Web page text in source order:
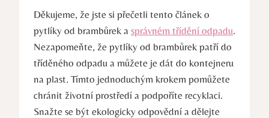
Děkujeme, že jste si přečetli tento článek o
pytlíky od brambůrek a správném třídění odpadu.
Nezapomeňte, že pytlíky od brambůrek patří do
tříděného odpadu a můžete je dát do kontejneru
na plast. Tímto jednoduchým krokem pomůžete
chránit životní prostředí a podpoříte recyklaci.
Snažte se být ekologicky odpovědní a dělejte